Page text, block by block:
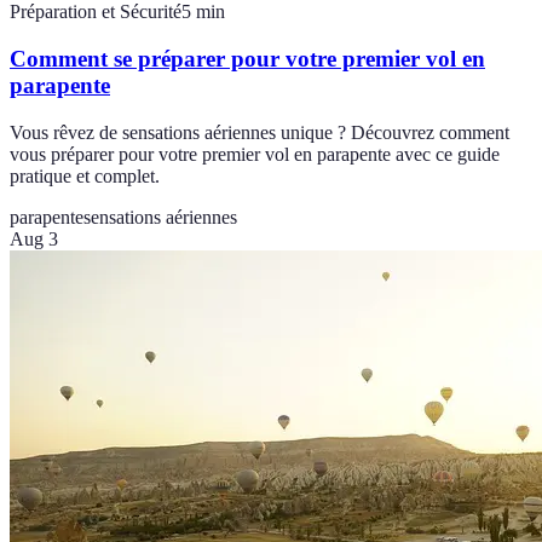
Préparation et Sécurité5 min
Comment se préparer pour votre premier vol en
parapente
Vous rêvez de sensations aériennes unique ? Découvrez comment
vous préparer pour votre premier vol en parapente avec ce guide
pratique et complet.
parapentesensations aériennes
Aug 3